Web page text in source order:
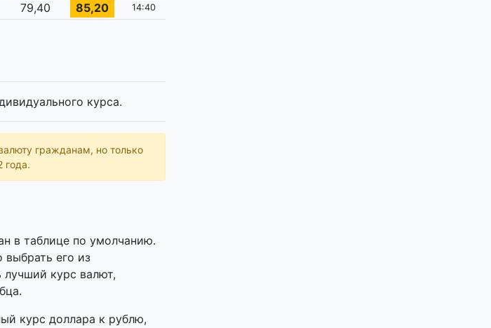
79,40 85,20 14:40
курса.
гражданам, но только
года.
в таблице по умолчанию.
выбрать его из
курс валют,
курс доллара к рублю,